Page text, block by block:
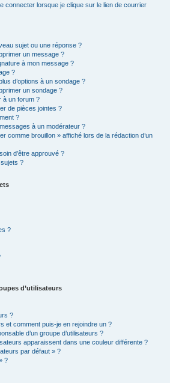
connecter lorsque je clique sur le lien de courrier
sujet ou une réponse ?
un message ?
à mon message ?
?
d’options à un sondage ?
un sondage ?
à un forum ?
de pièces jointes ?
?
à un modérateur ?
comme brouillon » affiché lors de la rédaction d’un
d’être approuvé ?
?
?
d’utilisateurs
?
et comment puis-je en rejoindre un ?
d’un groupe d’utilisateurs ?
apparaissent dans une couleur différente ?
par défaut » ?
?